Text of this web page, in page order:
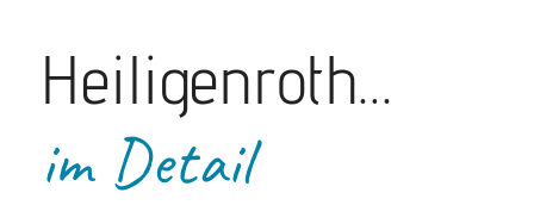
Heiligenroth…
im Detail